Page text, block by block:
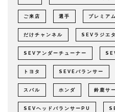
ご来店 選手 プレミア
だけチャンネル SEVラジエ
SEVアンダーチューナー
トヨタ SEVEバランサー
スバル ホンダ 鈴鹿サ
SEVヘッドバランサーPU